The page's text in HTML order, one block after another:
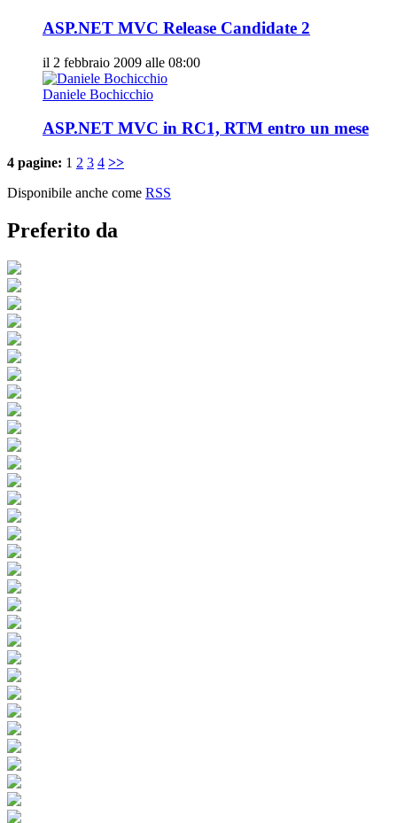
ASP.NET MVC Release Candidate 2
il 2 febbraio 2009 alle 08:00
Daniele Bochicchio
ASP.NET MVC in RC1, RTM entro un mese
4 pagine: 1 2 3 4 >>
Disponibile anche come RSS
Preferito da